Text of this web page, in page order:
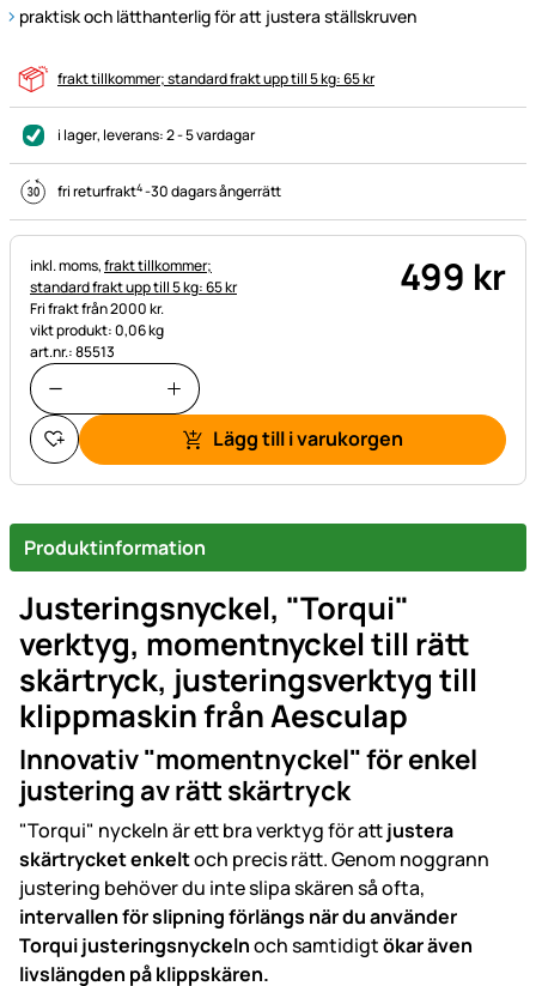
praktisk och lätthanterlig för att justera ställskruven
frakt tillkommer; standard frakt upp till 5 kg: 65 kr
i lager, leverans:2 - 5 vardagar
fri returfrakt4-30 dagars ångerrätt
Skatteinformation:
inkl. moms,frakt tillkommer;
standard frakt upp till 5 kg: 65 kr
Fri frakt från 2000 kr.
vikt produkt: 0,06 kg
art.nr.: 85513
499 kr
Lägg till i varukorgen
Produktinformation
Justeringsnyckel, "Torqui"
verktyg, momentnyckel till rätt
skärtryck, justeringsverktyg till
klippmaskin från Aesculap
Innovativ "momentnyckel" för enkel
justering av rätt skärtryck
"Torqui" nyckeln är ett bra verktyg för attjustera
skärtrycket enkeltoch precis rätt. Genom noggrann
justering behöver du inte slipa skären så ofta,
intervallen för slipning förlängs när du använder
Torqui justeringsnyckelnoch samtidigtökar även
livslängden på klippskären.